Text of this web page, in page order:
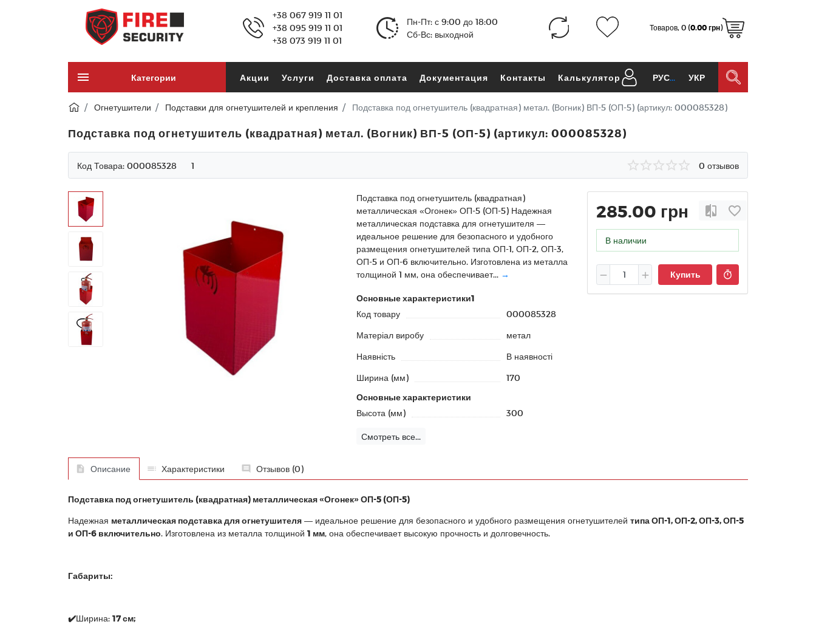
+38 067 919 11 01
+38 095 919 11 01
+38 073 919 11 01
Пн-Пт: с 9:00 до 18:00
Сб-Вс: выходной
Товаров, 0 (0.00 грн)
Категории Акции Услуги Доставка оплата Документация Контакты Калькулятор РУС УКР
Огнетушители Подставки для огнетушителей и крепления Подставка под огнетушитель (квадратная) метал. (Вогник) ВП-5 (ОП-5) (артикул: 000085328)
Подставка под огнетушитель (квадратная) метал. (Вогник) ВП-5 (ОП-5) (артикул: 000085328)
Код Товара: 000085328 1 0 отзывов
285.00 грн
В наличии
Купить
Подставка под огнетушитель (квадратная)
металлическая «Огонек» ОП-5 (ОП-5) Надежная
металлическая подставка для огнетушителя —
идеальное решение для безопасного и удобного
размещения огнетушителей типа ОП-1, ОП-2, ОП-3,
ОП-5 и ОП-6 включительно. Изготовлена из металла
толщиной 1 мм, она обеспечивает... →
Основные характеристики1
Код товару
000085328
Матеріал виробу метал
Наявність В наявності
Ширина (мм)
170
Основные характеристики
Высота (мм)
300
Смотреть все...
Описание Характеристики Отзывов (0)
Подставка под огнетушитель (квадратная) металлическая «Огонек» ОП-5 (ОП-5)
Надежная металлическая подставка для огнетушителя — идеальное решение для безопасного и удобного размещения огнетушителей типа ОП-1, ОП-2, ОП-3, ОП-5
и ОП-6 включительно. Изготовлена из металла толщиной 1 мм, она обеспечивает высокую прочность и долговечность.
Габариты:
✔️Ширина: 17 см;